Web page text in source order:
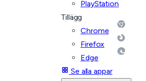
PlayStation
Tillägg
Chrome
Firefox
Edge
Se alla appar